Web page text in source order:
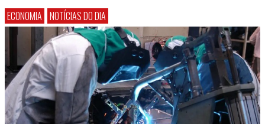
ECONOMIA NOTÍCIAS DO DIA